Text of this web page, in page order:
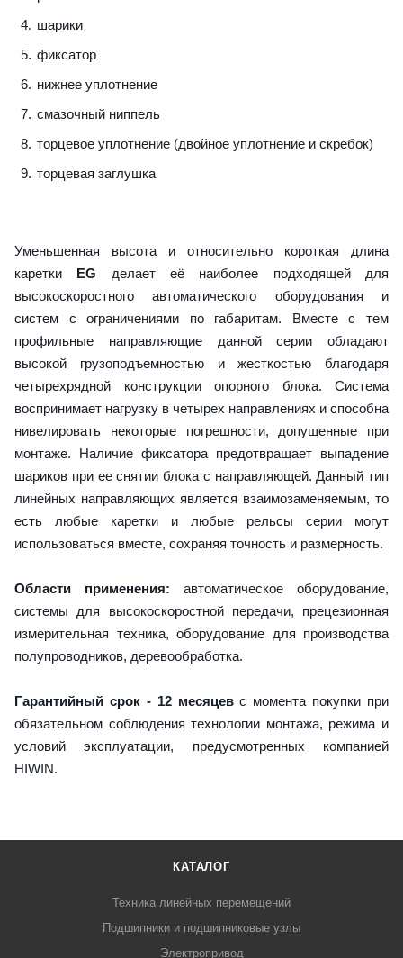
шарики
фиксатор
нижнее уплотнение
смазочный ниппель
торцевое уплотнение (двойное уплотнение и скребок)
торцевая заглушка
Уменьшенная высота и относительно короткая длина
каретки EG делает её наиболее подходящей для
высокоскоростного автоматического оборудования и
систем с ограничениями по габаритам. Вместе с тем
профильные направляющие данной серии обладают
высокой грузоподъемностью и жесткостью благодаря
четырехрядной конструкции опорного блока. Система
воспринимает нагрузку в четырех направлениях и способна
нивелировать некоторые погрешности, допущенные при
монтаже. Наличие фиксатора предотвращает выпадение
шариков при ее снятии блока с направляющей. Данный тип
линейных направляющих является взаимозаменяемым, то
есть любые каретки и любые рельсы серии могут
использоваться вместе, сохраняя точность и размерность.
Области применения: автоматическое оборудование,
системы для высокоскоростной передачи, прецезионная
измерительная техника, оборудование для производства
полупроводников, деревообработка.
Гарантийный срок - 12 месяцевс момента покупки при
обязательном соблюдения технологии монтажа, режима и
условий эксплуатации, предусмотренных компанией
HIWIN.
КАТАЛОГ
Техника линейных перемещений
Подшипники и подшипниковые узлы
Электропривод